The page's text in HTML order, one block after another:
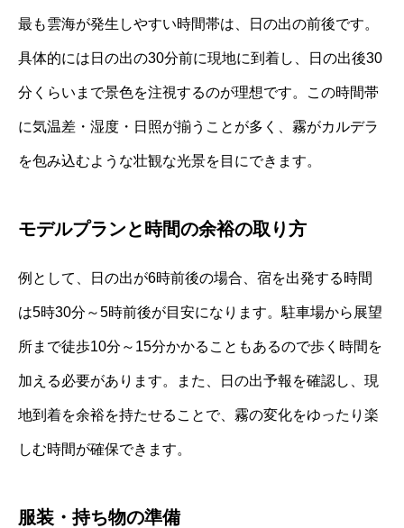
最も雲海が発生しやすい時間帯は、日の出の前後です。
具体的には日の出の30分前に現地に到着し、日の出後30
分くらいまで景色を注視するのが理想です。この時間帯
に気温差・湿度・日照が揃うことが多く、霧がカルデラ
を包み込むような壮観な光景を目にできます。
モデルプランと時間の余裕の取り方
例として、日の出が6時前後の場合、宿を出発する時間
は5時30分～5時前後が目安になります。駐車場から展望
所まで徒歩10分～15分かかることもあるので歩く時間を
加える必要があります。また、日の出予報を確認し、現
地到着を余裕を持たせることで、霧の変化をゆったり楽
しむ時間が確保できます。
服装・持ち物の準備